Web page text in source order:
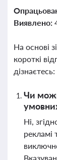
Виявлено:
На основі
короткі
дізнаєтесь:
Чи
Ні,
рекламі